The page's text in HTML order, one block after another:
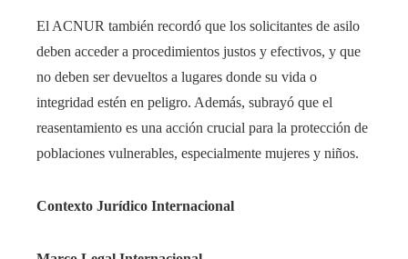
El ACNUR también recordó que los solicitantes de asilo
deben acceder a procedimientos justos y efectivos, y que
no deben ser devueltos a lugares donde su vida o
integridad estén en peligro. Además, subrayó que el
reasentamiento es una acción crucial para la protección de
poblaciones vulnerables, especialmente mujeres y niños.
Contexto Jurídico Internacional